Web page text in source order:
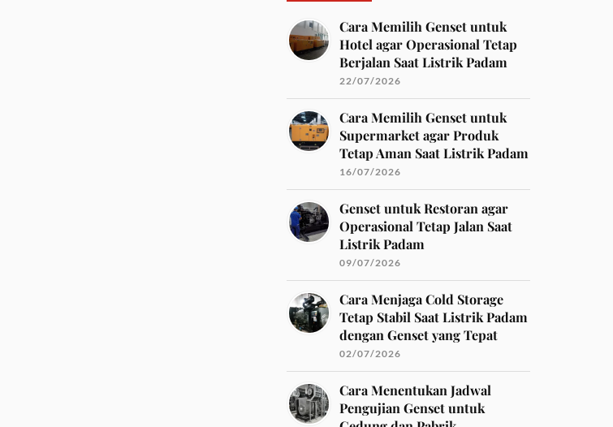
Cara Memilih Genset untuk
Hotel agar Operasional Tetap
Berjalan Saat Listrik Padam
22/07/2026
Cara Memilih Genset untuk
Supermarket agar Produk
Tetap Aman Saat Listrik Padam
16/07/2026
Genset untuk Restoran agar
Operasional Tetap Jalan Saat
Listrik Padam
09/07/2026
Cara Menjaga Cold Storage
Tetap Stabil Saat Listrik Padam
dengan Genset yang Tepat
02/07/2026
Cara Menentukan Jadwal
Pengujian Genset untuk